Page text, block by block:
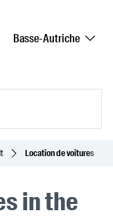
Basse-Autriche
Location de voitures
in the